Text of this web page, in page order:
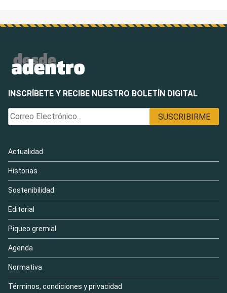
INSCRÍBETE Y RECIBE NUESTRO BOLETÍN DIGITAL
Actualidad
Historias
Sostenibilidad
Editorial
Piqueo gremial
Agenda
Normativa
Términos, condiciones y privacidad